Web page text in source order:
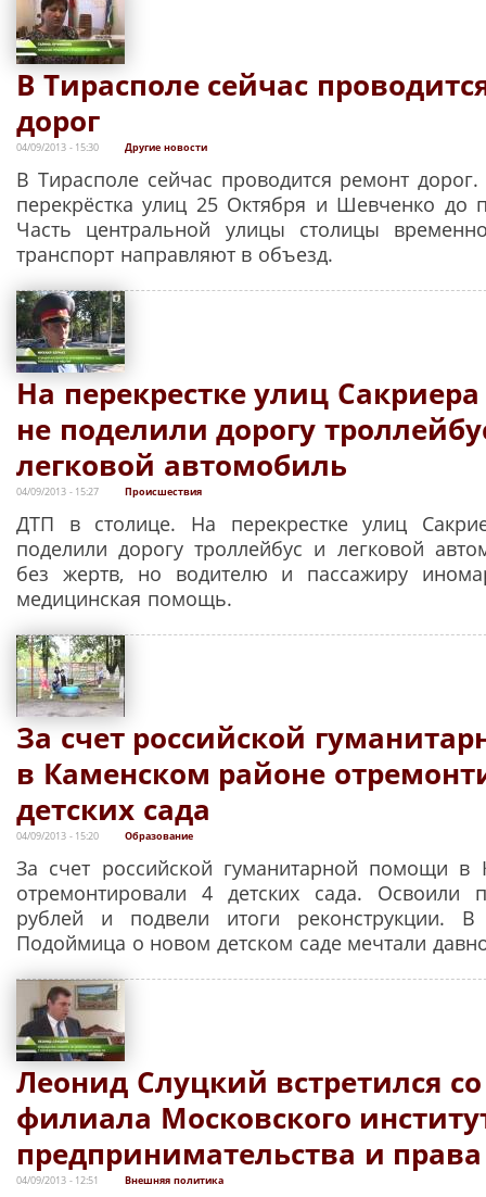
В Тирасполе сейчас
дорог
04/09/2013 - 15:30 Другие новости
В Тирасполе сейчас проводится ремонт
перекрёстка улиц 25 Октября и Шевченко до
Часть центральной улицы столицы
транспорт направляют в объезд.
На перекрестке улиц
не поделили дорогу
легковой автомобиль
04/09/2013 - 15:27 Происшествия
ДТП в столице. На перекрестке улиц
поделили дорогу троллейбус и легковой
без жертв, но водителю и пассажиру
медицинская помощь.
За счет российской
в Каменском районе
детских сада
04/09/2013 - 15:20 Образование
За счет российской гуманитарной помощи в
отремонтировали 4 детских сада. Освоили
рублей и подвели итоги реконструкции.
Подоймица о новом детском саде мечтали
Леонид Слуцкий встретился
филиала Московского
предпринимательства и права
04/09/2013 - 12:51 Внешняя политика